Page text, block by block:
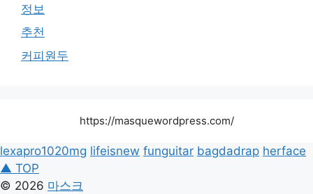
정보
추천
커피원두
https://masquewordpress.com/
lexapro1020mg lifeisnew funguitar bagdadrap herface
▲ TOP
© 2026 마스크